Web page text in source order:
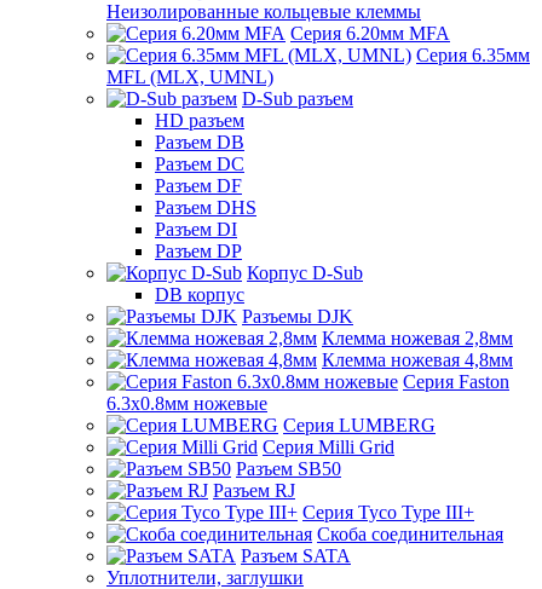
Неизолированные кольцевые клеммы
Серия 6.20мм MFA
Серия 6.35мм
MFL (MLX, UMNL)
D-Sub разъем
HD разъем
Разъем DB
Разъем DC
Разъем DF
Разъем DHS
Разъем DI
Разъем DP
Корпус D-Sub
DB корпус
Разъемы DJK
Клемма ножевая 2,8мм
Клемма ножевая 4,8мм
Серия Faston
6.3х0.8мм ножевые
Серия LUMBERG
Серия Milli Grid
Разъем SB50
Разъем RJ
Серия Tyco Type III+
Скоба соединительная
Разъем SATA
Уплотнители, заглушки